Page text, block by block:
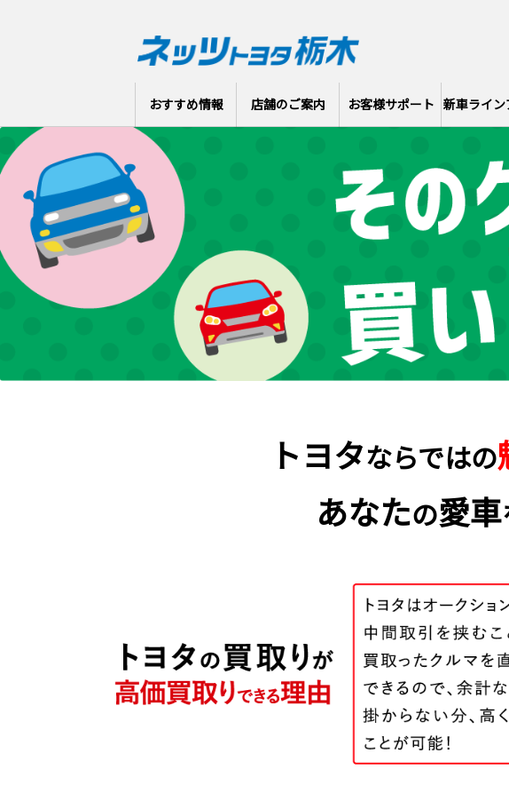
おすすめ情報 店舗のご案内 お客様サポート 新車ライ
トヨタならではの
あなたの愛車